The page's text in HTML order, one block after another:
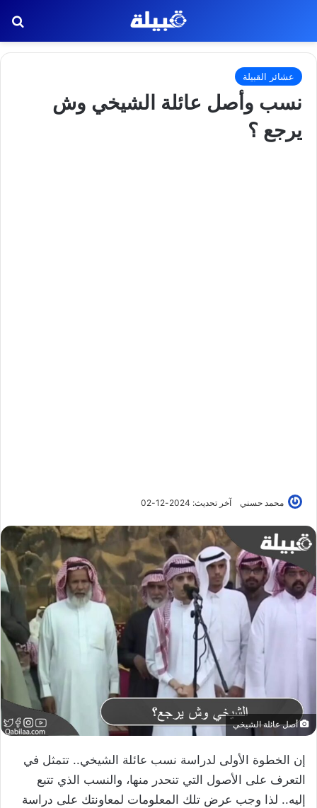
عشائر القبيلة
نسب وأصل عائلة الشيخي وش
يرجع ؟
محمد حسني آخر تحديث: 2024-12-02
أصل عائلة الشيخي
إن الخطوة الأولى لدراسة نسب عائلة الشيخي.. تتمثل في
التعرف على الأصول التي تنحدر منها، والنسب الذي تتبع
إليه.. لذا وجب عرض تلك المعلومات لمعاونتك على دراسة